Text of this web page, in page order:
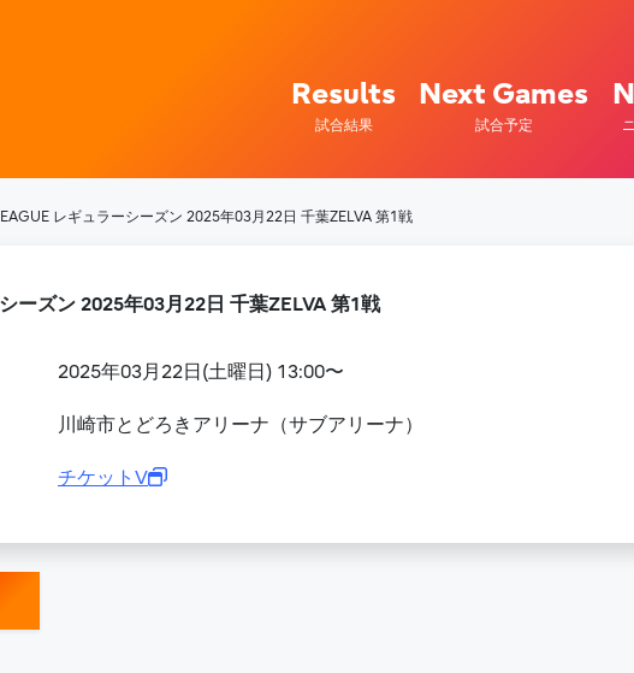
Results
試合結果
Next Games
試合予定
レギュラーシーズン 2025年03月22日 千葉ZELVA 第1戦
ーズン 2025年03月22日 千葉ZELVA 第1戦
2025年03月22日(土曜日) 13:00〜
川崎市とどろきアリーナ（サブアリーナ）
チケットV